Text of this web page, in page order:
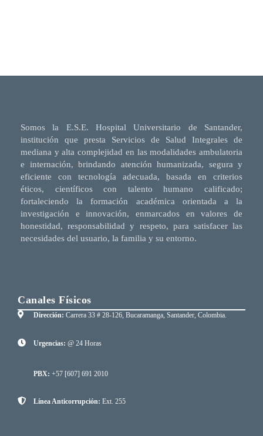
Somos la E.S.E. Hospital Universitario de Santander,
institución que presta Servicios de Salud Integrales de
mediana y alta complejidad en las modalidades ambulatoria
e internación, brindando atención humanizada, segura y
eficiente con tecnología adecuada, basada en criterios
éticos, científicos con talento humano calificado;
fortaleciendo la formación académica orientada a la
investigación e innovación, enmarcados en valores de
honestidad, responsabilidad y respeto, para satisfacer las
necesidades del usuario, la familia y su entorno.
Canales Físicos
Dirección: Carrera 33 # 28-126, Bucaramanga, Santander, Colombia.
Urgencias: @ 24 Horas
PBX: +57 [607] 691 2010
Línea Anticorrupción: Ext. 255